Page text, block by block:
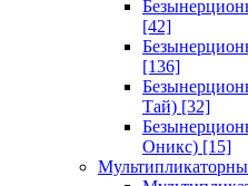
[42]
[136]
Тай) [32]
Оникс) [15]